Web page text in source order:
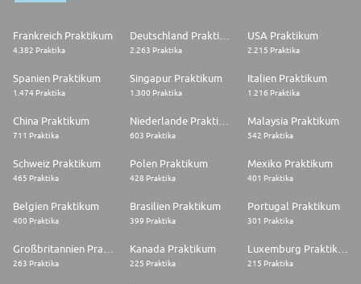
Frankreich Praktikum
4.382 Praktika 2.263 Praktika
USA Praktikum
2.215 Praktika
Spanien Praktikum
1.474 Praktika
Singapur Praktikum
1.300 Praktika
Italien Praktikum
1.216 Praktika
China Praktikum
711 Praktika 603 Praktika
Malaysia Praktikum
542 Praktika
Schweiz Praktikum
465 Praktika
Polen Praktikum
428 Praktika
Mexiko Praktikum
401 Praktika
Belgien Praktikum
400 Praktika
Brasilien Praktikum
399 Praktika
Portugal Praktikum
301 Praktika
263 Praktika
Kanada Praktikum
225 Praktika 215 Praktika